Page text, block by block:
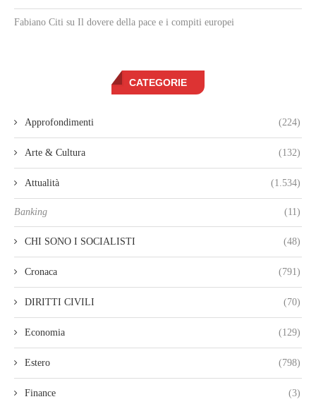
Fabiano Citi su Il dovere della pace e i compiti europei
CATEGORIE
Approfondimenti (224)
Arte & Cultura (132)
Attualità (1.534)
Banking (11)
CHI SONO I SOCIALISTI (48)
Cronaca (791)
DIRITTI CIVILI (70)
Economia (129)
Estero (798)
Finance (3)